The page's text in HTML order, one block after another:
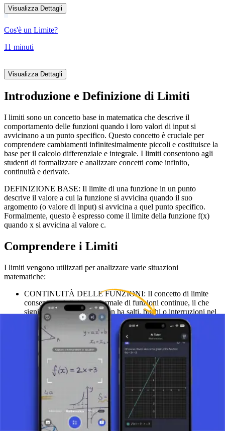
Visualizza Dettagli
Cos'è un Limite?
11 minuti
Visualizza Dettagli
Introduzione e Definizione di Limiti
I limiti sono un concetto base in matematica che descrive il
comportamento delle funzioni quando i loro valori di input si
avvicinano a un punto specifico. Questo concetto è cruciale per
comprendere cambiamenti infinitesimalmente piccoli e costituisce la
base per il calcolo differenziale e integrale. I limiti consentono agli
studenti di formalizzare e analizzare concetti come infinito,
continuità e derivate.
DEFINIZIONE BASE: Il limite di una funzione in un punto
descrive il valore a cui la funzione si avvicina quando il suo
argomento (o valore di input) si avvicina a quel punto specifico.
Formalmente, questo è espresso come il limite della funzione f(x)
quando x si avvicina al valore c.
Comprendere i Limiti
I limiti vengono utilizzati per analizzare varie situazioni
matematiche:
CONTINUITÀ DELLE FUNZIONI: Il concetto di limite
consente la definizione formale di funzioni continue, il che
significa che la funzione non ha salti, buchi o interruzioni nel
suo andamento.
DERIVATE E TANGENTI: Il limite del rapporto
incrementale di una funzione, quando l'intervallo tra due punti
si avvicina a zero, descrive il concetto di derivata, che
rappresenta la pendenza della tangente al grafico della
funzione.
COMPORTAMENTO ALL'INFINITO: Il limite di una
funzione quando x si avvicina all'infinito descrive il
comportamento della funzione al "bordo" del suo dominio o
quando i suoi valori aumentano significativamente.
Metodi per Trovare i Limiti